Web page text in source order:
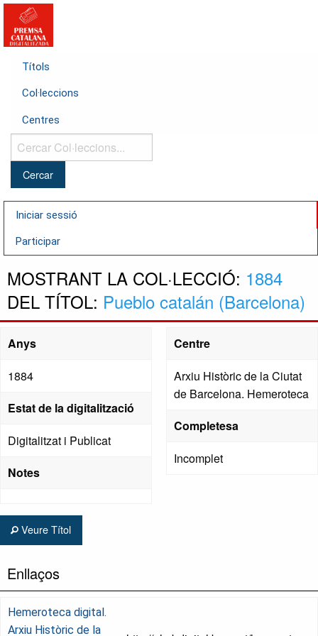
Títols
Col·leccions
Centres
Cercar
Col·leccions...
Iniciar sessió
Participar
MOSTRANT LA COL·LECCIÓ: 1884
DEL TÍTOL: Pueblo catalán (Barcelona)
Anys
1884
Estat de la digitalització
Digitalitzat i Publicat
Notes
Centre
Arxiu Històric de la Ciutat
de Barcelona. Hemeroteca
Completesa
Incomplet
Veure Títol
Enllaços
Hemeroteca digital.
Arxiu Històric de la